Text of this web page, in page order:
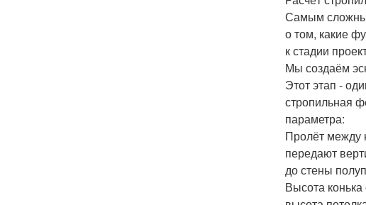
Самым
о том, какие
к стадии
Мы создаём
Этот этап -
стропильная
параметра:
Пролёт между
передают
до стены
Высота